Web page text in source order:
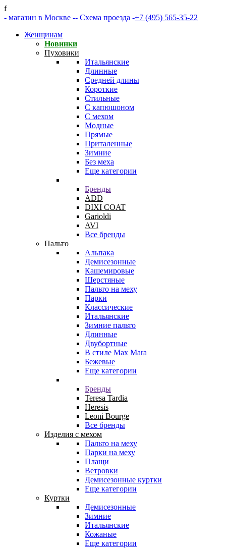
f
- магазин в Москве -- Схема проезда -+7 (495) 565-35-22
Женщинам
Новинки
Пуховики
Итальянские
Длинные
Средней длины
Короткие
Стильные
С капюшоном
С мехом
Модные
Прямые
Приталенные
Зимние
Без меха
Еще категории
Бренды
ADD
DIXI COAT
Garioldi
AVI
Все бренды
Пальто
Альпака
Демисезонные
Кашемировые
Шерстяные
Пальто на меху
Парки
Классические
Итальянские
Зимние пальто
Длинные
Двубортные
В стиле Max Mara
Бежевые
Еще категории
Бренды
Teresa Tardia
Heresis
Leoni Bourge
Все бренды
Изделия с мехом
Пальто на меху
Парки на меху
Плащи
Ветровки
Демисезонные куртки
Еще категории
Куртки
Демисезонные
Зимние
Итальянские
Кожаные
Еще категории